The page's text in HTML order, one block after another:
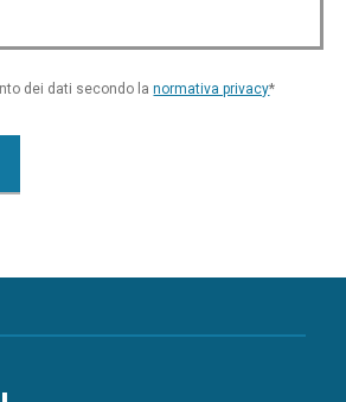
dei dati secondo lanormativa privacy*